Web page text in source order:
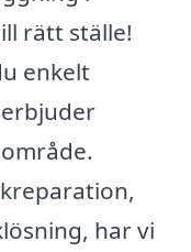
rätt ställe!
enkelt
har vi